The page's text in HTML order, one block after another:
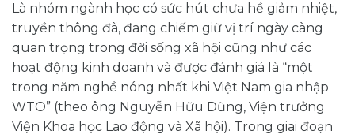
Là nhóm ngành học có sức hút chưa hề giảm nhiệt,
truyền thông đã, đang chiếm giữ vị trí ngày càng
quan trọng trong đời sống xã hội cũng như các
hoạt động kinh doanh và được đánh giá là “một
trong năm nghề nóng nhất khi Việt Nam gia nhập
WTO” (theo ông Nguyễn Hữu Dũng, Viện trưởng
Viện Khoa học Lao động và Xã hội). Trong giai đoạn